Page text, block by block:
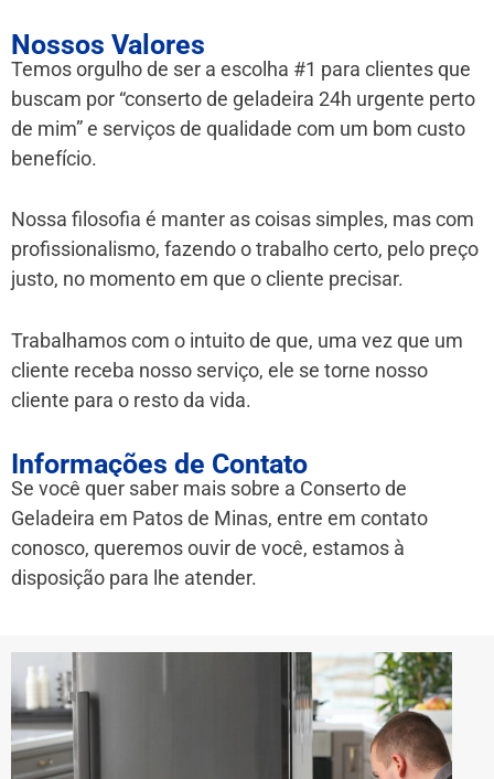
Nossos Valores
Temos orgulho de ser a escolha #1 para clientes que
buscam por “conserto de geladeira 24h urgente perto
de mim” e serviços de qualidade com um bom custo
benefício.
Nossa filosofia é manter as coisas simples, mas com
profissionalismo, fazendo o trabalho certo, pelo preço
justo, no momento em que o cliente precisar.
Trabalhamos com o intuito de que, uma vez que um
cliente receba nosso serviço, ele se torne nosso
cliente para o resto da vida.
Informações de Contato
Se você quer saber mais sobre a Conserto de
Geladeira em Patos de Minas, entre em contato
conosco, queremos ouvir de você, estamos à
disposição para lhe atender.